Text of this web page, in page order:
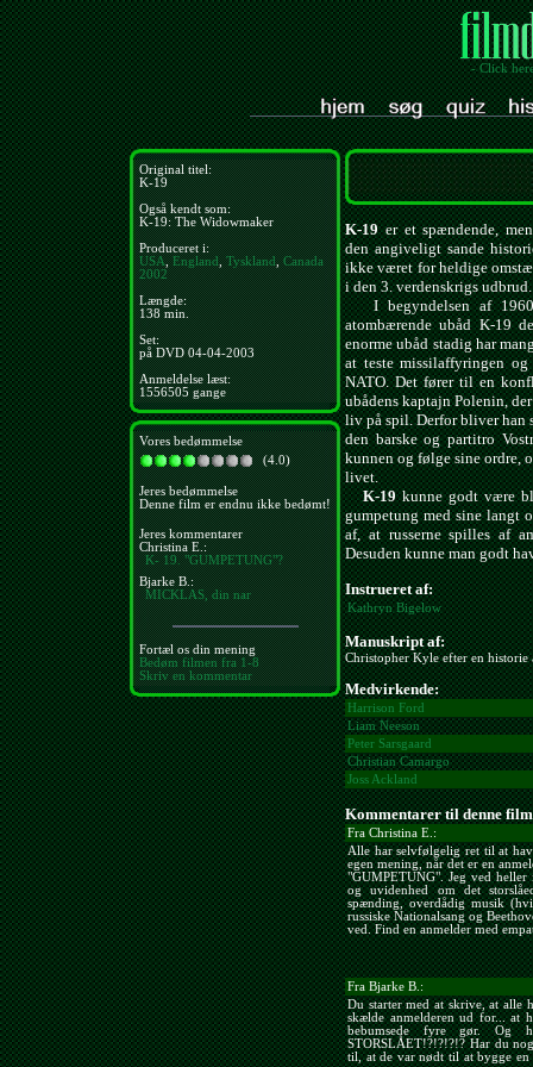
- Click
Original titel:
K-19
Også kendt som:
K-19: The Widowmaker
Produceret i:
USA,England,Tyskland,Canada
2002
Længde:
138 min.
Set:
på DVD 04-04-2003
Anmeldelse læst:
1556505 gange
Vores bedømmelse
(4.0)
Jeres bedømmelse
Denne film er endnu ikke bedømt!
Jeres kommentarer
Christina E.:
K- 19. "GUMPETUNG"?
Bjarke B.:
MICKLAS, din nar
Fortæl os din mening
Bedøm filmen fra 1-8
Skriv en kommentar
K-19er et spændende,
den angiveligt sande
ikke været for heldige
i den 3. verdenskrigs udbrud.
I begyndelsen af
atombærende ubåd K-19
enorme ubåd stadig har
at teste missilaffyringen
NATO. Det fører til en
ubådens kaptajn Polenin,
liv på spil. Derfor bliver han
den barske og partitro
kunnen og følge sine ordre,
livet.
K-19kunne godt være
gumpetung med sine langt
af, at russerne spilles af
Desuden kunne man godt
Instrueret af:
Kathryn Bigelow
Manuskript af:
Christopher Kyle efter en
Medvirkende:
Harrison Ford
Liam Neeson
Peter Sarsgaard
Christian Camargo
Joss Ackland
Kommentarer til denne
Fra Christina E.:
Alle har selvfølgelig ret til at
egen mening, når det er en
"GUMPETUNG". Jeg ved
og uvidenhed om det
spænding, overdådig musik
russiske Nationalsang og
ved. Find en anmelder med
Fra Bjarke B.:
Du starter med at skrive, at alle
skælde anmelderen ud for... at
bebumsede fyre gør. Og
STORSLÅET!?!?!?!? Har du
til, at de var nødt til at bygge